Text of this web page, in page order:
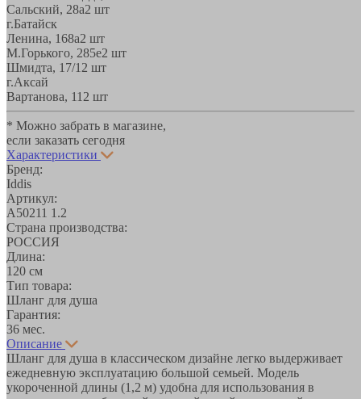
Сальский, 28a2 шт
г.Батайск
Ленина, 168а2 шт
М.Горького, 285е2 шт
Шмидта, 17/1 2 шт
г.Аксай
Вартанова, 11 2 шт
* Можно забрать в магазине,
если заказать сегодня
Характеристики
Бренд:
Iddis
Артикул:
A50211 1.2
Страна производства:
РОССИЯ
Длина:
120 см
Тип товара:
Шланг для душа
Гарантия:
36 мес.
Описание
Шланг для душа в классическом дизайне легко выдерживает
ежедневную эксплуатацию большой семьей. Модель
укороченной длины (1,2 м) удобна для использования в